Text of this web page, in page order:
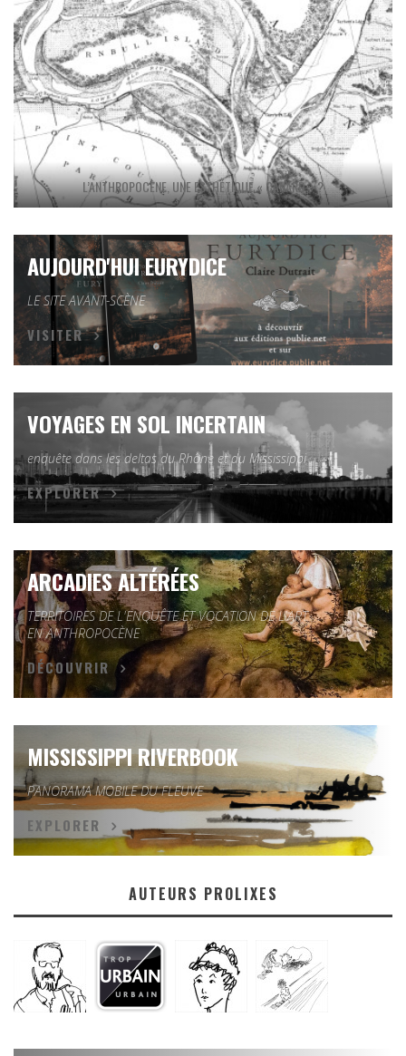
L’ANTHROPOCÈNE, UNE ESTHÉTIQUE « CANARD » ?
AUJOURD'HUI EURYDICE
LE SITE AVANT-SCÈNE
VISITER
VOYAGES EN SOL INCERTAIN
enquête dans les deltas du Rhône et du Mississippi
EXPLORER
ARCADIES ALTÉRÉES
TERRITOIRES DE L'ENQUÊTE ET VOCATION DE L'ART
EN ANTHROPOCÈNE
DÉCOUVRIR
MISSISSIPPI RIVERBOOK
PANORAMA MOBILE DU FLEUVE
EXPLORER
AUTEURS PROLIXES